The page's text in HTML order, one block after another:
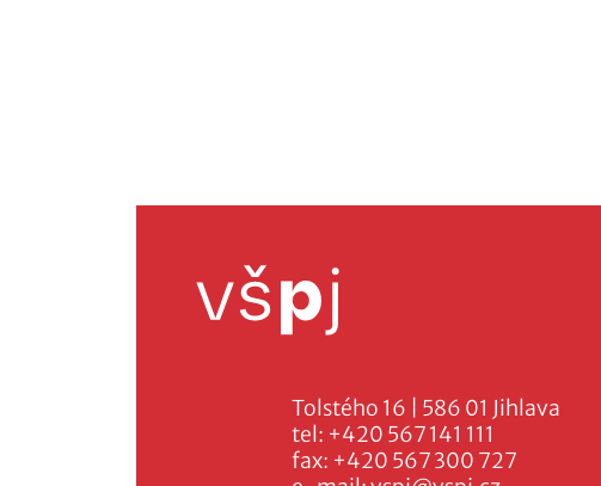
Tolstého 16 | 586 01 Jihlava
tel: +420 567 141 111
fax: +420 567 300 727